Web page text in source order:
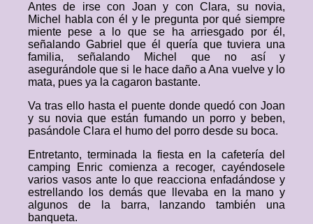
Antes de irse con Joan y con Clara, su novia,
Michel habla con él y le pregunta por qué siempre
miente pese a lo que se ha arriesgado por él,
señalando Gabriel que él quería que tuviera una
familia, señalando Michel que no así y
asegurándole que si le hace daño a Ana vuelve y lo
mata, pues ya la cagaron bastante.
Va tras ello hasta el puente donde quedó con Joan
y su novia que están fumando un porro y beben,
pasándole Clara el humo del porro desde su boca.
Entretanto, terminada la fiesta en la cafetería del
camping Enric comienza a recoger, cayéndosele
varios vasos ante lo que reacciona enfadándose y
estrellando los demás que llevaba en la mano y
algunos de la barra, lanzando también una
banqueta.